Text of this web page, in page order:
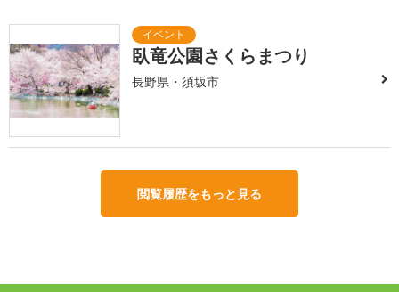
臥竜公園さくらまつり
長野県・須坂市
閲覧履歴をもっと見る